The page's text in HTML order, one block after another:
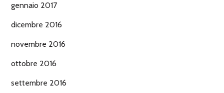
gennaio 2017
dicembre 2016
novembre 2016
ottobre 2016
settembre 2016